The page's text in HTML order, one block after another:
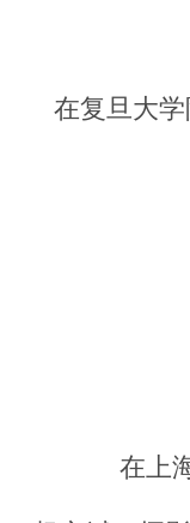
在复旦大
在上